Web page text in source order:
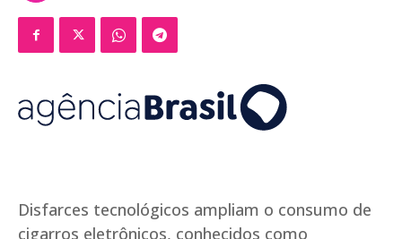
Disfarces tecnológicos ampliam o consumo de
cigarros eletrônicos, conhecidos como